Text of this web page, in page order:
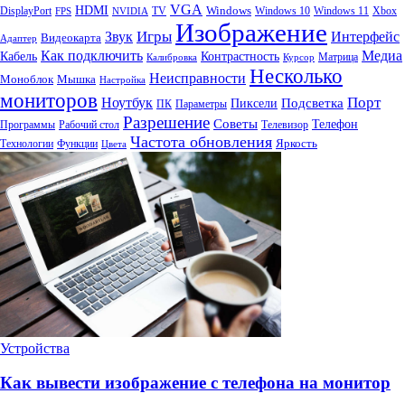
DisplayPort FPS HDMI NVIDIA TV VGA Windows Windows 10 Windows 11 Xbox
Адаптер Видеокарта Звук Игры Изображение Интерфейс
Кабель Как подключить Калибровка Контрастность Курсор Матрица Медиа
Моноблок Мышка Настройка Неисправности Несколько
мониторов Ноутбук ПК Параметры Пиксели Подсветка Порт
Программы Рабочий стол Разрешение Советы Телевизор Телефон
Технологии Функции Цвета Частота обновления Яркость
Устройства
Как вывести изображение с телефона на монитор